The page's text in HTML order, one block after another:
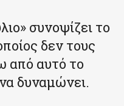
συνοψίζει το
δεν τους
από αυτό το
δυναμώνει.